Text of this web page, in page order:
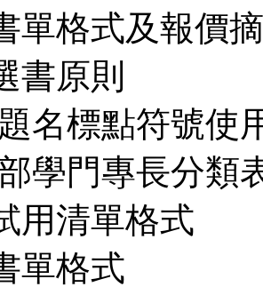
單格式及報價
書原則
名標點符號使
學門專長分類
用清單格式
單格式